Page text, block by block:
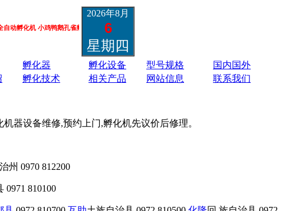
鸡鸭鹅孔雀孵化机 鸵鸟黑天鹅孵化机 蛋类胚胎疫苗孵化机 13801337988
2026年8月
6
星期四
孵化器 孵化设备 型号规格
国内国外
孵化技术 相关产品 网站信息 联系我们
器设备维修,预约上门,孵化机先议价后修理。
州 0970 812200
0971 810100